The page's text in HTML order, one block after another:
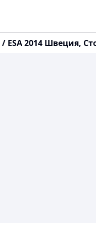
ESA 2014 Швеция,